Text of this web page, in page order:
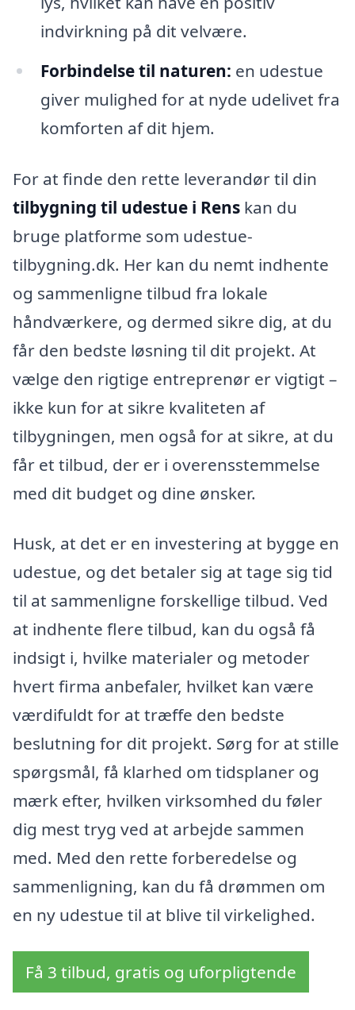
indvirkning på dit velvære.
Forbindelse til naturen: en udestue
giver mulighed for at nyde udelivet fra
komforten af dit hjem.
For at finde den rette leverandør til din
tilbygning til udestue i Rens kan du
bruge platforme som udestue-
tilbygning.dk. Her kan du nemt indhente
og sammenligne tilbud fra lokale
håndværkere, og dermed sikre dig, at du
får den bedste løsning til dit projekt. At
vælge den rigtige entreprenør er vigtigt –
ikke kun for at sikre kvaliteten af
tilbygningen, men også for at sikre, at du
får et tilbud, der er i overensstemmelse
med dit budget og dine ønsker.
Husk, at det er en investering at bygge en
udestue, og det betaler sig at tage sig tid
til at sammenligne forskellige tilbud. Ved
at indhente flere tilbud, kan du også få
indsigt i, hvilke materialer og metoder
hvert firma anbefaler, hvilket kan være
værdifuldt for at træffe den bedste
beslutning for dit projekt. Sørg for at stille
spørgsmål, få klarhed om tidsplaner og
mærk efter, hvilken virksomhed du føler
dig mest tryg ved at arbejde sammen
med. Med den rette forberedelse og
sammenligning, kan du få drømmen om
en ny udestue til at blive til virkelighed.
Få 3 tilbud, gratis og uforpligtende